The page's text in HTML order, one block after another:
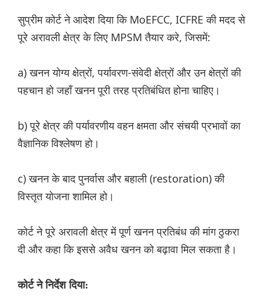
सुप्रीम कोर्ट ने आदेश दिया कि MoEFCC, ICFRE की मदद से
पूरे अरावली क्षेत्र के लिए MPSM तैयार करे, जिसमें:
a) खनन योग्य क्षेत्रों, पर्यावरण-संवेदी क्षेत्रों और उन क्षेत्रों की
पहचान हो जहाँ खनन पूरी तरह प्रतिबंधित होना चाहिए।
b) पूरे क्षेत्र की पर्यावरणीय वहन क्षमता और संचयी प्रभावों का
वैज्ञानिक विश्लेषण हो।
c) खनन के बाद पुनर्वास और बहाली (restoration) की
विस्तृत योजना शामिल हो।
कोर्ट ने पूरे अरावली क्षेत्र में पूर्ण खनन प्रतिबंध की मांग ठुकरा
दी और कहा कि इससे अवैध खनन को बढ़ावा मिल सकता है।
कोर्ट ने निर्देश दिया: